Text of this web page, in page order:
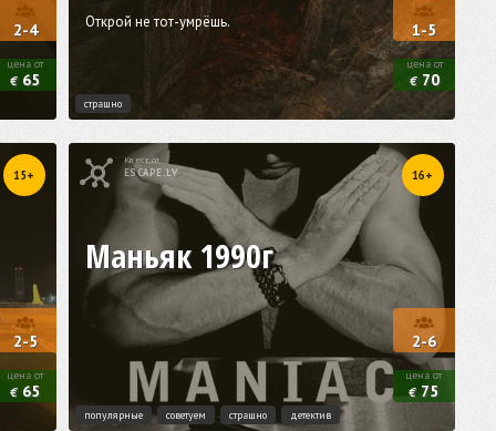
2-4
цена от
€ 65
1-5
цена от
€ 70
Открой не тот-умрёшь.
страшно
15+
2-5
цена от
€ 65
Квест от
ESCAPE.LV 16+
2-6
цена от
€ 75
Маньяк 1990г
популярные советуем страшно детектив